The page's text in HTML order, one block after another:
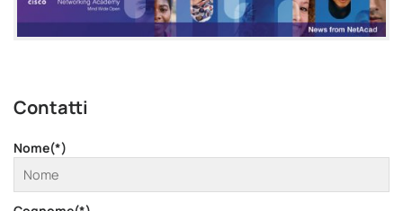
Contatti
Nome(*)